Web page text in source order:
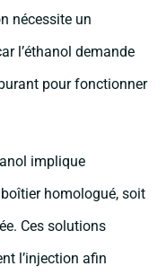
nécessite un
l’éthanol demande
pour fonctionner
implique
homologué, soit
Ces solutions
l’injection afin